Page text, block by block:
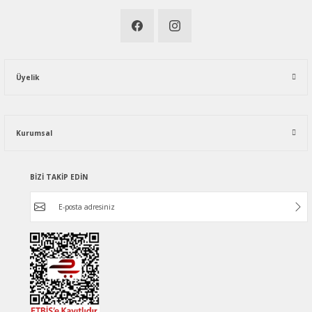
Üyelik
Kurumsal
BİZİ TAKİP EDİN